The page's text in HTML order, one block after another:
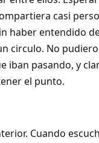
casi
haber entendido
circulo. No
iban pasando, y
el punto.
Cuando